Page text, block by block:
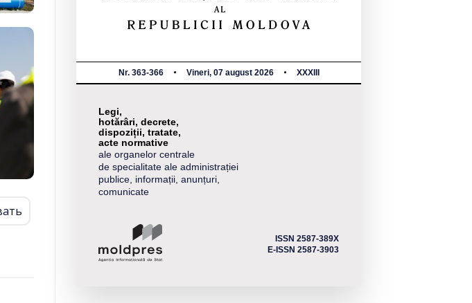
Nr. 363-366 Vineri, 07 august 2026 XXXIII
Legi,
hotărâri, decrete,
dispoziții, tratate,
acte normative
ale organelor centrale
de specialitate ale administrației
publice, informații, anunțuri,
comunicate
ISSN 2587-389X
E-ISSN 2587-3903